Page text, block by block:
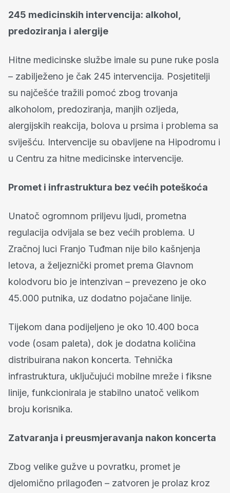
245 medicinskih intervencija: alkohol,
predoziranja i alergije
Hitne medicinske službe imale su pune ruke posla
– zabilježeno je čak 245 intervencija. Posjetitelji
su najčešće tražili pomoć zbog trovanja
alkoholom, predoziranja, manjih ozljeda,
alergijskih reakcija, bolova u prsima i problema sa
sviješću. Intervencije su obavljene na Hipodromu i
u Centru za hitne medicinske intervencije.
Promet i infrastruktura bez većih poteškoća
Unatoč ogromnom priljevu ljudi, prometna
regulacija odvijala se bez većih problema. U
Zračnoj luci Franjo Tuđman nije bilo kašnjenja
letova, a željeznički promet prema Glavnom
kolodvoru bio je intenzivan – prevezeno je oko
45.000 putnika, uz dodatno pojačane linije.
Tijekom dana podijeljeno je oko 10.400 boca
vode (osam paleta), dok je dodatna količina
distribuirana nakon koncerta. Tehnička
infrastruktura, uključujući mobilne mreže i fiksne
linije, funkcionirala je stabilno unatoč velikom
broju korisnika.
Zatvaranja i preusmjeravanja nakon koncerta
Zbog velike gužve u povratku, promet je
djelomično prilagođen – zatvoren je prolaz kroz